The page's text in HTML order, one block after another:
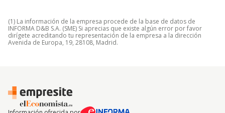
(1) La información de la empresa procede de la base de datos de
INFORMA D&B S.A. (SME) Si aprecias que existe algún error por favor
dirígete acreditando tu representación de la empresa a la dirección
Avenida de Europa, 19, 28108, Madrid.